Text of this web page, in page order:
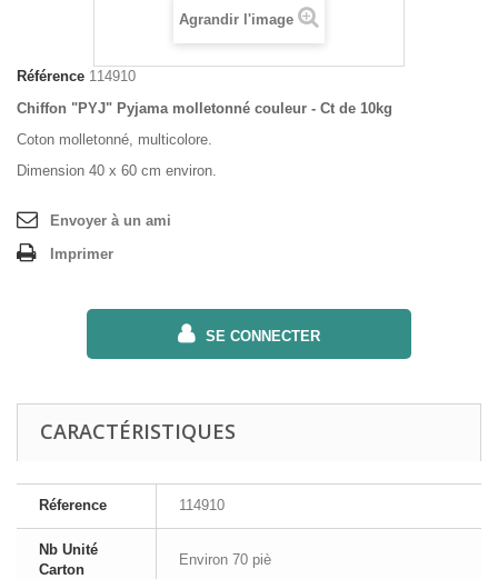
Agrandir l'image
Référence 114910
Chiffon "PYJ" Pyjama molletonné couleur - Ct de 10kg
Coton molletonné, multicolore.
Dimension 40 x 60 cm environ.
Envoyer à un ami
Imprimer
SE CONNECTER
CARACTÉRISTIQUES
Réference 114910
Nb Unité
Carton
Environ 70 piè